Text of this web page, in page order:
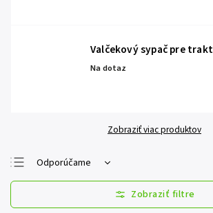
Valčekový sypač pre
Na dotaz
Zobraziť viac produktov
Odporúčame
Najlacnejšie
Najdrahšie